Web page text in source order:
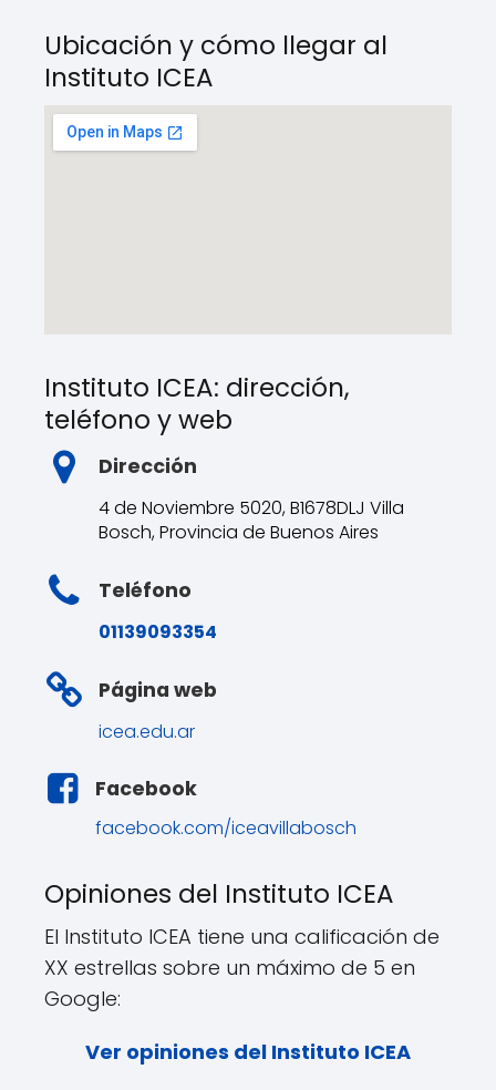
Ubicación y cómo llegar al
Instituto ICEA
Instituto ICEA: dirección,
teléfono y web
Dirección
4 de Noviembre 5020, B1678DLJ Villa
Bosch, Provincia de Buenos Aires
Teléfono
01139093354
Página web
icea.edu.ar
Facebook
facebook.com/iceavillabosch
Opiniones del Instituto ICEA
El Instituto ICEA tiene una calificación de
XX estrellas sobre un máximo de 5 en
Google:
Ver opiniones del Instituto ICEA